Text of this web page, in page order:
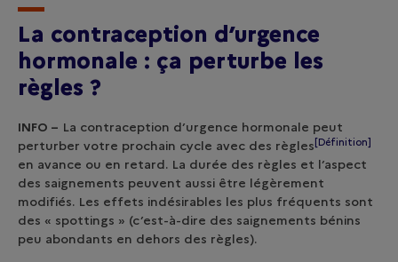
La contraception d’urgence
hormonale : ça perturbe les
règles ?
INFO – La contraception d’urgence hormonale peut
perturber votre prochain cycle avec des règles [Définition]
en avance ou en retard. La durée des règles et l’aspect
des saignements peuvent aussi être légèrement
modifiés. Les effets indésirables les plus fréquents sont
des « spottings » (c’est-à-dire des saignements bénins
peu abondants en dehors des règles).